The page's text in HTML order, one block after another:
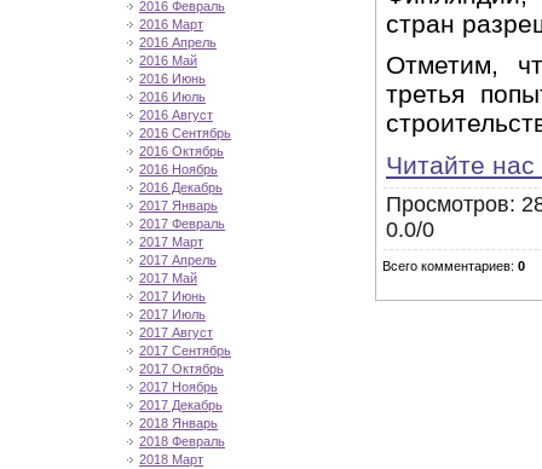
2016 Февраль
2016 Март
2016 Апрель
2016 Май
2016 Июнь
2016 Июль
2016 Август
2016 Сентябрь
2016 Октябрь
2016 Ноябрь
2016 Декабрь
2017 Январь
2017 Февраль
2017 Март
2017 Апрель
2017 Май
2017 Июнь
2017 Июль
2017 Август
2017 Сентябрь
2017 Октябрь
2017 Ноябрь
2017 Декабрь
2018 Январь
2018 Февраль
2018 Март
стран
Отметим,
третья
Читайте
Просмотров:
0.0/0
Всего комментариев: 0